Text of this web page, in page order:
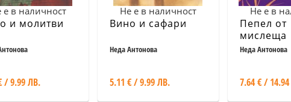
е в наличност
и молитви
/ 9.99 ЛВ.
Не е в наличност
Вино и сафари
Неда Антонова
5.11 € / 9.99 ЛВ.
Не е в
Пепел от
мислеща
тръстика
Неда Антонова
7.64 € /